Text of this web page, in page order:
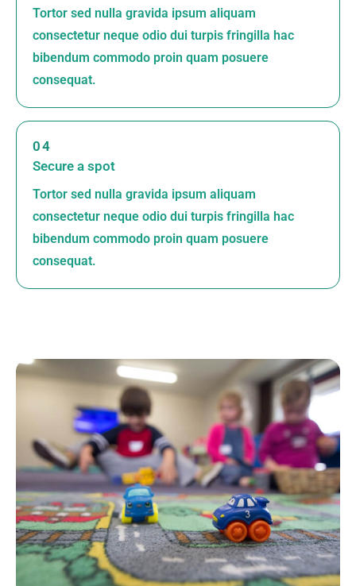
Tortor sed nulla gravida ipsum aliquam
consectetur neque odio dui turpis fringilla hac
bibendum commodo proin quam posuere
consequat.
04
Secure a spot
Tortor sed nulla gravida ipsum aliquam
consectetur neque odio dui turpis fringilla hac
bibendum commodo proin quam posuere
consequat.